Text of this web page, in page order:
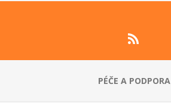
PÉČE A PODPORA